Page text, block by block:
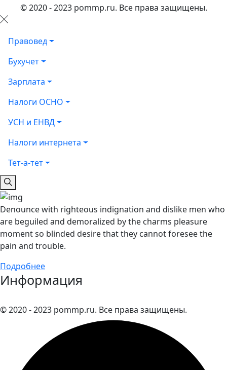
© 2020 - 2023 pommp.ru. Все права защищены.
Правовед
Бухучет
Зарплата
Налоги ОСНО
УСН и ЕНВД
Налоги интернета
Тет-а-тет
Denounce with righteous indignation and dislike men who
are beguiled and demoralized by the charms pleasure
moment so blinded desire that they cannot foresee the
pain and trouble.
Подробнее
Информация
© 2020 - 2023 pommp.ru. Все права защищены.